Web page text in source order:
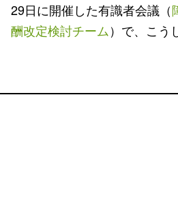
29日に開催した有識者会議（
酬改定検討チーム）で、こう